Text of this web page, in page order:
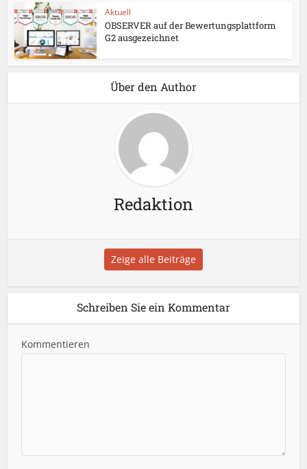
Aktuell
OBSERVER auf der Bewertungsplattform
G2 ausgezeichnet
Über den Author
Redaktion
Zeige alle Beiträge
Schreiben Sie ein Kommentar
Kommentieren